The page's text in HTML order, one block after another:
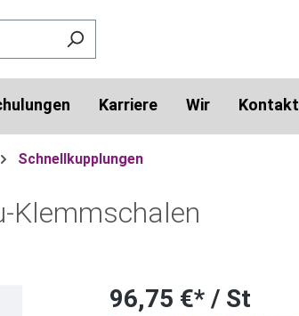
Karriere Wir Kontakt
Schnellkupplungen
Klemmschalen
96,75 €* / St